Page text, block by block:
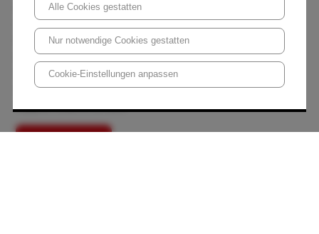
E-Mail:info@produktundmarkt.de
Datenschutz
Nutzungsbedingungen
Impressum
Zertifizierung
Code of Conduct
Supplier Code of Conduct
Alle Cookies gestatten
Nur notwendige Cookies gestatten
Cookie-Einstellungen anpassen